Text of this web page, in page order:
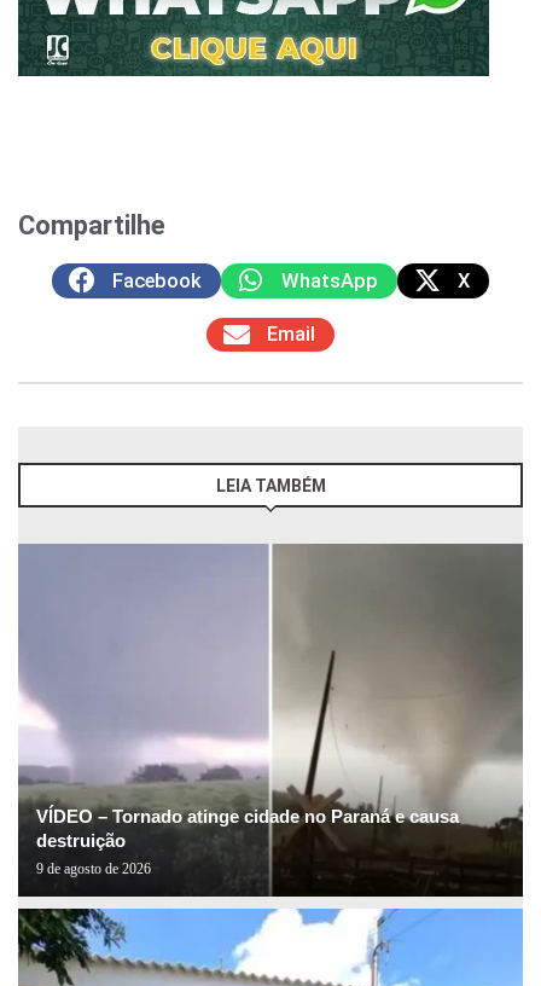
Compartilhe
Facebook WhatsApp X
Email
LEIA TAMBÉM
VÍDEO – Tornado atinge cidade no Paraná e causa
destruição
9 de agosto de 2026